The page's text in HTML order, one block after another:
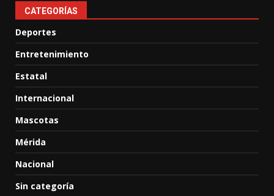
CATEGORÍAS
Deportes
Entretenimiento
Estatal
Internacional
Mascotas
Mérida
Nacional
Sin categoría